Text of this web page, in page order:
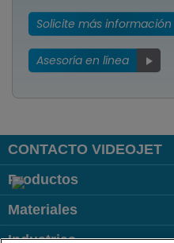
Solicite más información
Asesoría en línea
CONTACTO VIDEOJET
Productos
Materiales
Industrias